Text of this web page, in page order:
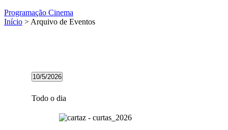
Programação Cinema
Início > Arquivo de Eventos
Eventos
for
10/05/2026
10/5/2026
a
data.
Todo o dia